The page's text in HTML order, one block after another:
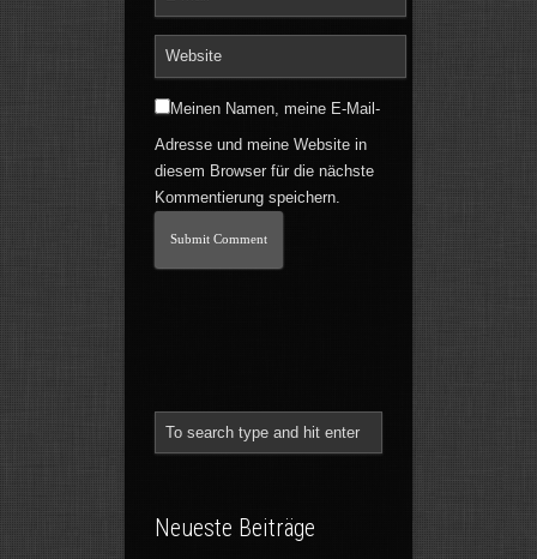
Meinen Namen, meine E-Mail-
Adresse und meine Website in
diesem Browser für die nächste
Kommentierung speichern.
Neueste Beiträge